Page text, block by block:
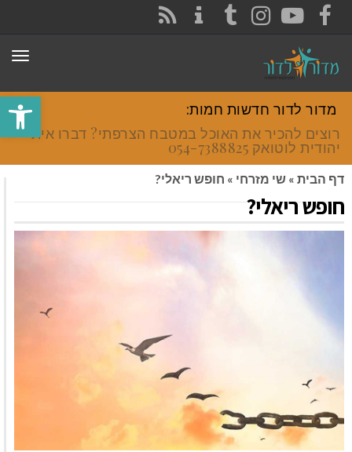
פתח
FACEBOOK
YOUTUBE
INSTAGRAM
TUMBLR
מדור לדור חדשות חמות:
רוצים להכיר את האוכל במטבח הצרפתי? דברו איתי
יהודית לוטואק 054-7388825.
דף הבית » שי מזרחי » חופש ריאלי?
חופש ריאלי?